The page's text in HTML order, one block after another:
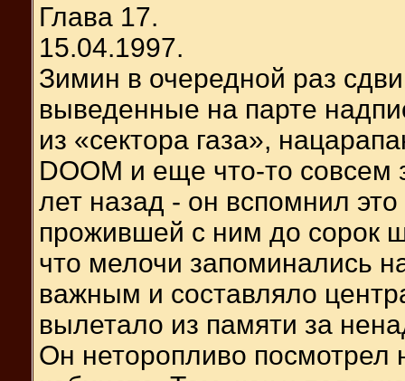
Глава 17.
15.04.1997.
Зимин в очередной раз
выведенные на парте
из «сектора газа»,
DOOM и еще что-то совсем
лет назад - он вспомнил
прожившей с ним до сорок
что мелочи запоминались
важным и составляло
вылетало из памяти за
Он неторопливо посмотрел